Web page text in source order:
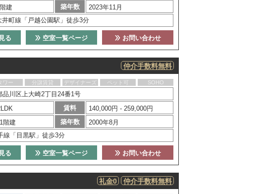
建 築年数
2023年11月
井町線「戸越公園駅」徒歩3分
お問い合わせ
空室一覧ページ
る
仲介手数料無料
ワー 分譲賃貸 デザイナーズ ペット可 SOHO
品川区上大崎2丁目24番1号
賃料
140,000円 - 259,000円
階建 築年数
2000年8月
線「目黒駅」徒歩3分
お問い合わせ
空室一覧ページ
る
仲介手数料無料
礼金0